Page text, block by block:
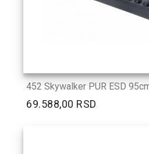
452 Skywalker PUR ESD
69.588,00 RSD